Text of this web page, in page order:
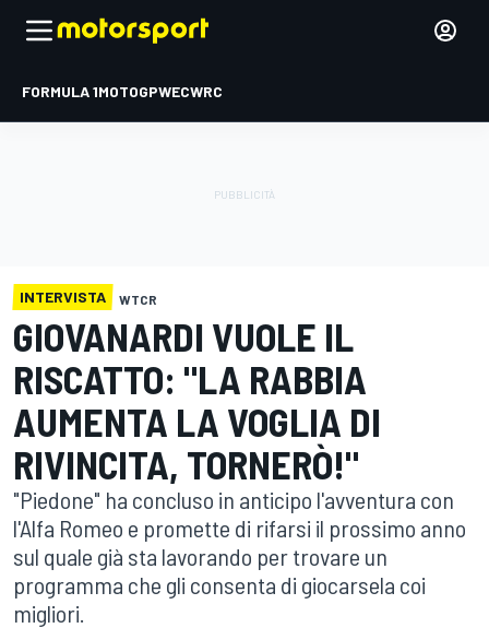
FORMULA 1MOTOGPWECWRC
INTERVISTA WTCR
GIOVANARDI VUOLE IL
RISCATTO: "LA RABBIA
AUMENTA LA VOGLIA DI
RIVINCITA, TORNERÒ!"
"Piedone" ha concluso in anticipo l'avventura con
l'Alfa Romeo e promette di rifarsi il prossimo anno
sul quale già sta lavorando per trovare un
programma che gli consenta di giocarsela coi
migliori.